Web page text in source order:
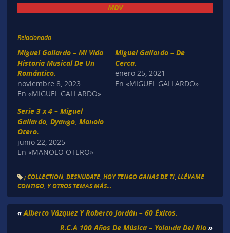
MDV
Relacionado
Miguel Gallardo – Mi Vida
Historia Musical De Un
Romántico.
noviembre 8, 2023
En «MIGUEL GALLARDO»
Miguel Gallardo – De
Cerca.
enero 25, 2021
En «MIGUEL GALLARDO»
Serie 3 x 4 – Miguel
Gallardo, Dyango, Manolo
Otero.
junio 22, 2025
En «MANOLO OTERO»
¡ COLLECTION, DESNUDATE, HOY TENGO GANAS DE TI, LLÉVAME
CONTIGO, Y OTROS TEMAS MÁS...
« Alberto Vázquez Y Roberto Jordán – 60 Éxitos.
R.C.A 100 Años De Música – Yolanda Del Rio »